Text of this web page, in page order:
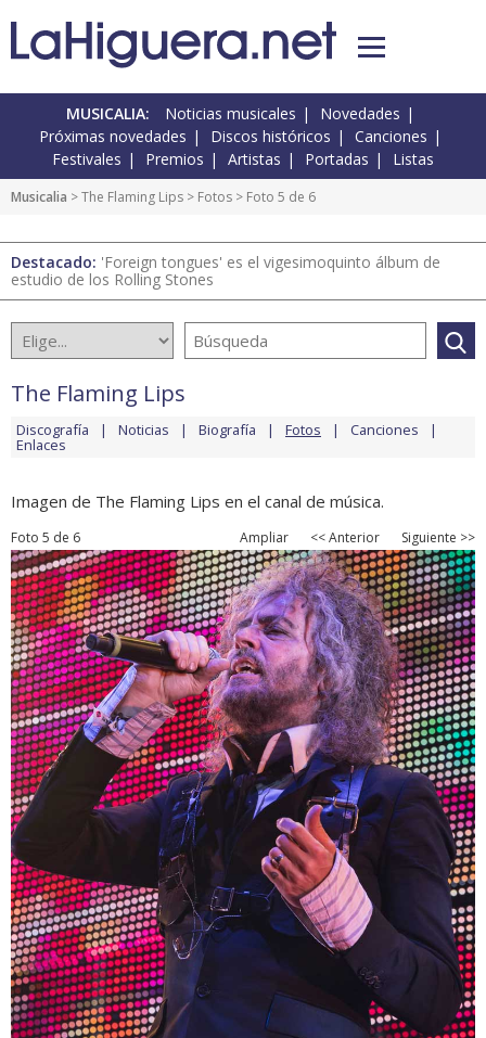
MUSICALIA: Noticias musicales
Novedades
Próximas novedades
Discos históricos
Canciones
Festivales
Premios Artistas Portadas Listas
Musicalia >The Flaming Lips > Fotos > Foto 5 de 6
Destacado: 'Foreign tongues' es el vigesimoquinto álbum de
estudio de los Rolling Stones
The Flaming Lips
Discografía Noticias Biografía Fotos Canciones
Enlaces
Imagen de The Flaming Lips en el canal de música.
Foto 5 de 6 Ampliar << Anterior Siguiente >>